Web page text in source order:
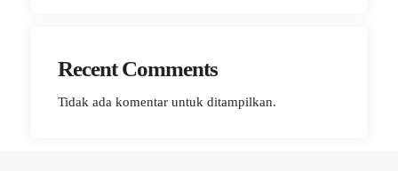
Recent Comments
Tidak ada komentar untuk ditampilkan.